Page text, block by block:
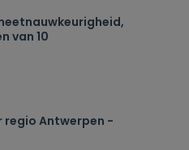
van 10
regio Antwerpen -